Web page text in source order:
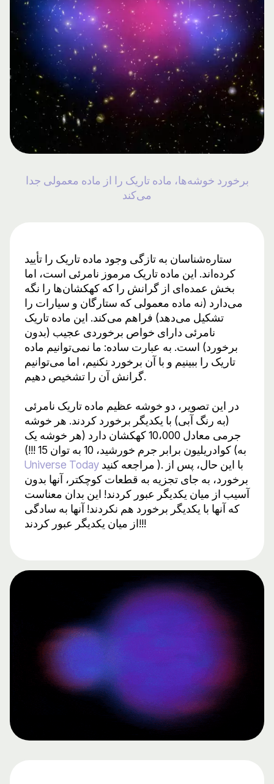
برخورد خوشه‌ها، ماده تاریک را از ماده معمولی جدا
می‌کند
ستاره‌شناسان به تازگی وجود ماده تاریک را تأیید
کرده‌اند. این ماده تاریک مرموز نامرئی است، اما
بخش عمده‌ای از گرانش را که کهکشان‌ها را نگه
می‌دارد (نه ماده معمولی که ستارگان و سیارات را
تشکیل می‌دهد) فراهم می‌کند. این ماده تاریک
نامرئی دارای خواص برخوردی عجیب (بدون
برخورد) است. به عبارت ساده: ما نمی‌توانیم ماده
تاریک را ببینیم و با آن برخورد نکنیم، اما می‌توانیم
گرانش آن را تشخیص دهیم.
در این تصویر، دو خوشه عظیم ماده تاریک نامرئی
(به رنگ آبی) با یکدیگر برخورد کردند. هر خوشه
جرمی معادل 10،000 کهکشان دارد (هر خوشه یک
کوادریلیون برابر جرم خورشید، 10 به توان 15 !!!) (به
Universe Today
برخورد، به جای تجزیه به قطعات کوچکتر، آنها بدون
آسیب از میان یکدیگر عبور کردند! این بدان معناست
که آنها با یکدیگر برخورد هم نکردند! آنها به سادگی
از میان یکدیگر عبور کردند!!!